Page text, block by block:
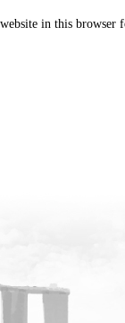
in this browser